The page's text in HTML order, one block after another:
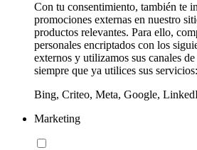
Con tu consentimiento, también te
promociones externas en nuestro
productos relevantes. Para ello,
personales encriptados con los
externos y utilizamos sus canales
siempre que ya utilices sus servicios:
Bing, Criteo, Meta, Google,
Marketing